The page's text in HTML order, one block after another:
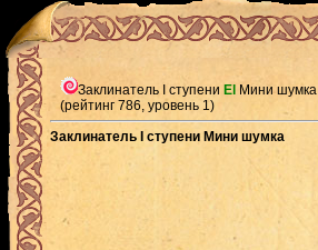
Заклинатель I ступени El Мини шумка
(рейтинг 786, уровень 1)
Заклинатель I ступени Мини шумка